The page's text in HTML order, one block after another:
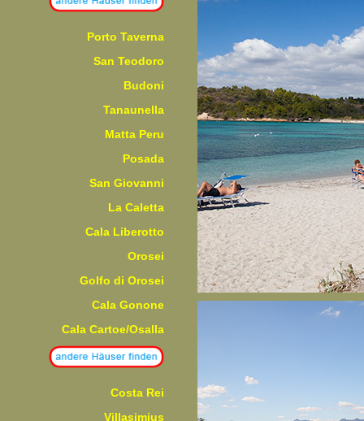
Porto Taverna
San Teodoro
Budoni
Tanaunella
Matta Peru
Posada
San Giovanni
La Caletta
Cala Liberotto
Orosei
Golfo di Orosei
Cala Gonone
Cala Cartoe/Osalla
Costa Rei
Villasimius